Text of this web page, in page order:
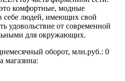
комфортные, модные
себе людей, имеющих свой
удовольствие от современной
для окружающих.
оборот, млн.руб.: 0
магазина: